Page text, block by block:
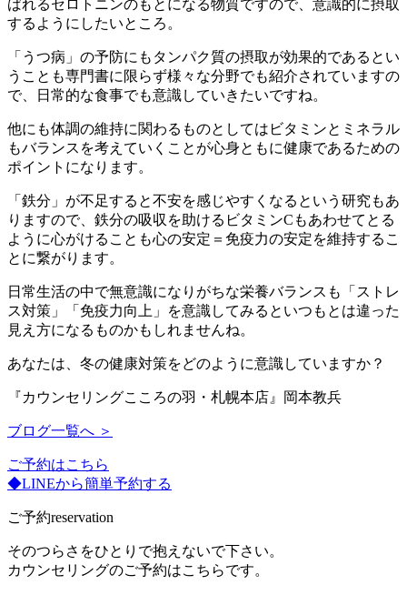
ばれるセロトニンのもとになる物質ですので、意識的に摂取
するようにしたいところ。
「うつ病」の予防にもタンパク質の摂取が効果的であるとい
うことも専門書に限らず様々な分野でも紹介されていますの
で、日常的な食事でも意識していきたいですね。
他にも体調の維持に関わるものとしてはビタミンとミネラル
もバランスを考えていくことが心身ともに健康であるための
ポイントになります。
「鉄分」が不足すると不安を感じやすくなるという研究もあ
りますので、鉄分の吸収を助けるビタミンCもあわせてとる
ように心がけることも心の安定＝免疫力の安定を維持するこ
とに繋がります。
日常生活の中で無意識になりがちな栄養バランスも「ストレ
ス対策」「免疫力向上」を意識してみるといつもとは違った
見え方になるものかもしれませんね。
あなたは、冬の健康対策をどのように意識していますか？
『カウンセリングこころの羽・札幌本店』岡本教兵
ブログ一覧へ ＞
ご予約はこちら
◆LINEから簡単予約する
ご予約reservation
そのつらさをひとりで抱えないで下さい。
カウンセリングのご予約はこちらです。